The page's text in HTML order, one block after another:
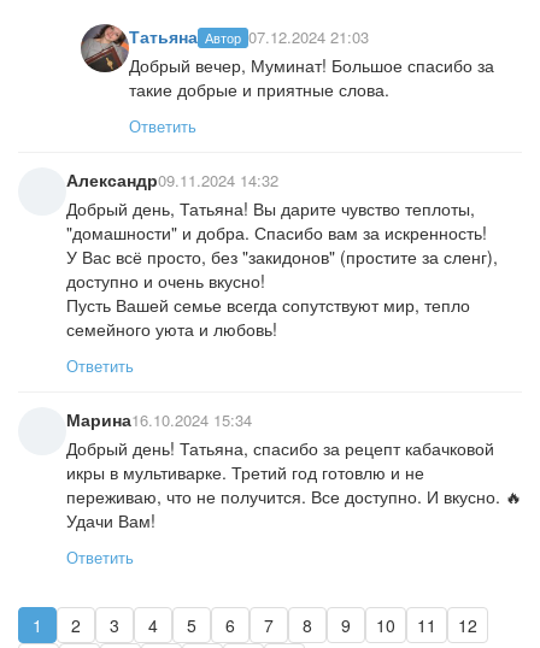
Татьяна Автор 07.12.2024 21:03
Добрый вечер, Муминат! Большое спасибо за
такие добрые и приятные слова.
Ответить
Александр09.11.2024 14:32
Добрый день, Татьяна! Вы дарите чувство теплоты,
"домашности" и добра. Спасибо вам за искренность!
У Вас всё просто, без "закидонов" (простите за сленг),
доступно и очень вкусно!
Пусть Вашей семье всегда сопутствуют мир, тепло
семейного уюта и любовь!
Ответить
Марина16.10.2024 15:34
Добрый день! Татьяна, спасибо за рецепт кабачковой
икры в мультиварке. Третий год готовлю и не
переживаю, что не получится. Все доступно. И вкусно. 🔥
Удачи Вам!
Ответить
1 2 3 4 5 6 7 8 9 10 11
12